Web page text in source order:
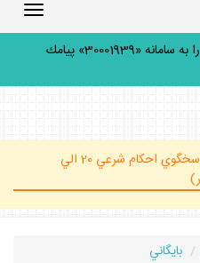
شما مي توانيد سوالات ديني خود را به سامانه «30001939» پيامك
(ساعت پاسخگوي احكام شرعي 20 الي
بايگاني